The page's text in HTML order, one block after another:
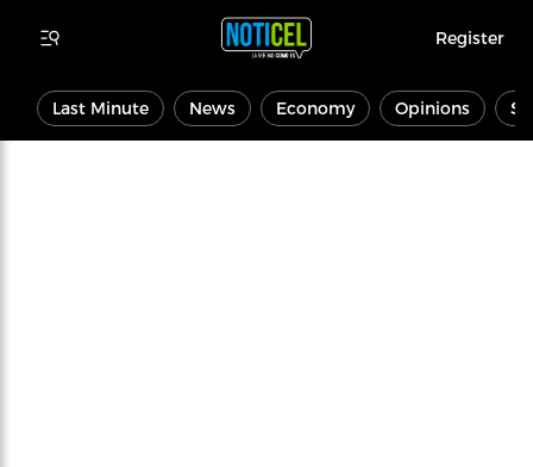
Register
Last Minute News Economy Opinions